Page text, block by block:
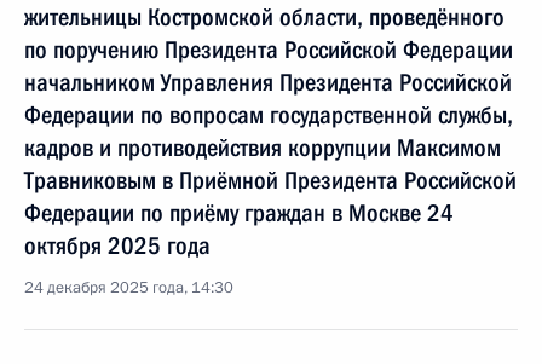
жительницы Костромской области, проведённого
по поручению Президента Российской Федерации
начальником Управления Президента Российской
Федерации по вопросам государственной службы,
кадров и противодействия коррупции Максимом
Травниковым в Приёмной Президента Российской
Федерации по приёму граждан в Москве 24
октября 2025 года
24 декабря 2025 года, 14:30